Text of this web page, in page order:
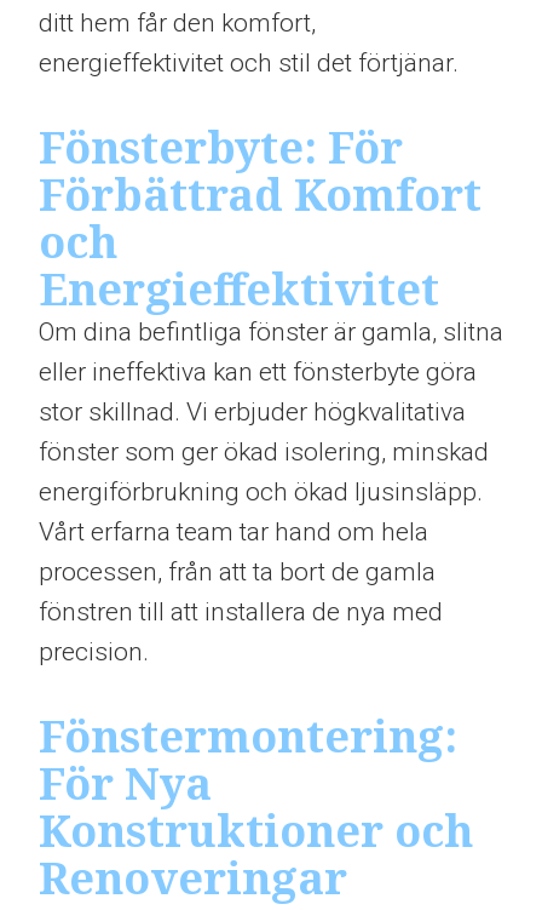
ditt hem får den komfort,
energieffektivitet och stil det förtjänar.
Fönsterbyte: För
Förbättrad Komfort
och
Energieffektivitet
Om dina befintliga fönster är gamla, slitna
eller ineffektiva kan ett fönsterbyte göra
stor skillnad. Vi erbjuder högkvalitativa
fönster som ger ökad isolering, minskad
energiförbrukning och ökad ljusinsläpp.
Vårt erfarna team tar hand om hela
processen, från att ta bort de gamla
fönstren till att installera de nya med
precision.
Fönstermontering:
För Nya
Konstruktioner och
Renoveringar